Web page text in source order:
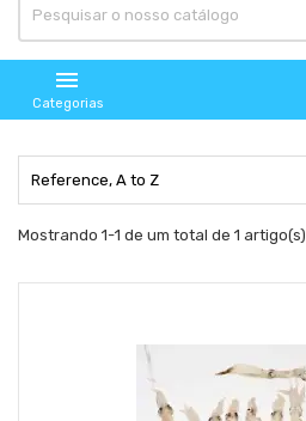

Categorias
Reference, A to Z
Mostrando 1-1 de um total de 1 artigo(s)